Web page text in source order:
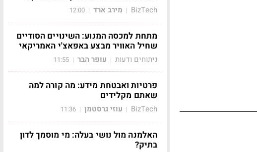
BizTech
| מירב ארד |
12:00
מתחת למכסה המנוע: השינויים הסודיים
שחיל האוויר מבצע באפאצ'י האמריקאי
ניתוחים ודעות | עופר הבר |
11:55
פרטיות ואבטחת מידע: מה קורה למה
שאתם מקלידים
BizTech
| עוזי גרסטמן |
11:36
האלמנה מול נושי בעלה: מי מוסמך לדון
בתיק?